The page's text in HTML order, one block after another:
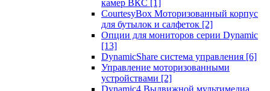
камер ВКС [1]
CourtesyBox Моторизованный корпус
для бутылок и салфеток [2]
Опции для мониторов серии Dynamic
[13]
DynamicShare система управления [6]
Управление моторизованными
устройствами [2]
Dynamic4 Выдвижной мультимедиа